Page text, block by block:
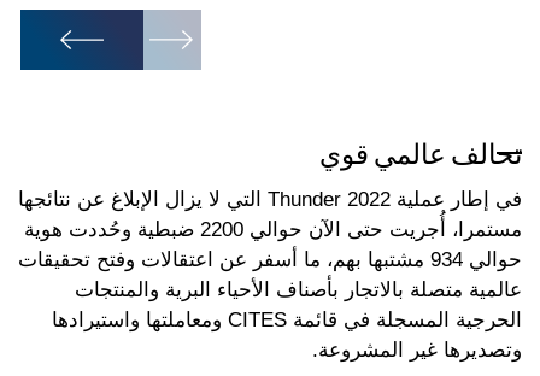
1
تحالف عالمي قوي
في إطار عملية Thunder 2022 التي لا يزال الإبلاغ عن نتائجها
مستمرا، أُجريت حتى الآن حوالي 2200 ضبطية وحُددت هوية
حوالي 934 مشتبها بهم، ما أسفر عن اعتقالات وفتح تحقيقات
عالمية متصلة بالاتجار بأصناف الأحياء البرية والمنتجات
الحرجية المسجلة في قائمة CITES ومعاملتها واستيرادها
وتصديرها غير المشروعة.